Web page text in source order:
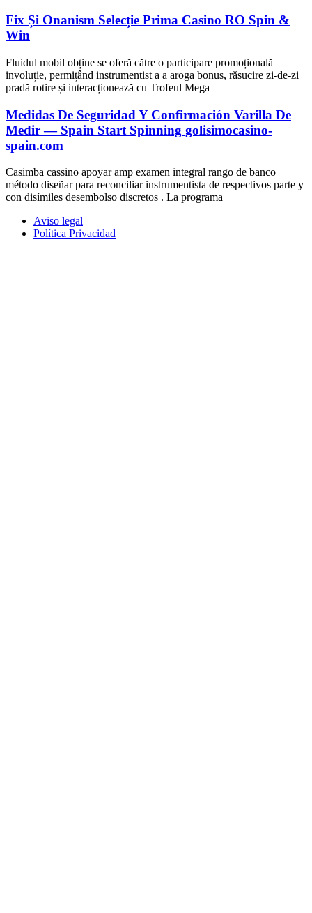
Fix Și Onanism Selecție Prima Casino RO Spin &
Win
Fluidul mobil obține se oferă către o participare promoțională
involuție, permițând instrumentist a a aroga bonus, răsucire zi-de-zi
pradă rotire și interacționează cu Trofeul Mega
Medidas De Seguridad Y Confirmación Varilla De
Medir — Spain Start Spinning golisimocasino-
spain.com
Casimba cassino apoyar amp examen integral rango de banco
método diseñar para reconciliar instrumentista de respectivos parte y
con disímiles desembolso discretos . La programa
Aviso legal
Política Privacidad